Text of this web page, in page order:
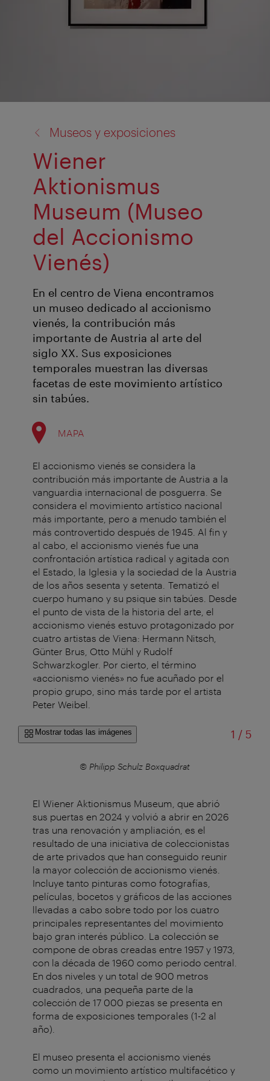
Museos y exposiciones
Wiener
Aktionismus
Museum (Museo
del Accionismo
Vienés)
En el centro de Viena encontramos
un museo dedicado al accionismo
vienés, la contribución más
importante de Austria al arte del
siglo XX. Sus exposiciones
temporales muestran las diversas
facetas de este movimiento artístico
sin tabúes.
MAPA
El accionismo vienés se considera la
contribución más importante de Austria a la
vanguardia internacional de posguerra. Se
considera el movimiento artístico nacional
más importante, pero a menudo también el
más controvertido después de 1945. Al fin y
al cabo, el accionismo vienés fue una
confrontación artística radical y agitada con
el Estado, la Iglesia y la sociedad de la Austria
de los años sesenta y setenta. Tematizó el
cuerpo humano y su psique sin tabúes. Desde
el punto de vista de la historia del arte, el
accionismo vienés estuvo protagonizado por
cuatro artistas de Viena: Hermann Nitsch,
Günter Brus, Otto Mühl y Rudolf
Schwarzkogler. Por cierto, el término
«accionismo vienés» no fue acuñado por el
propio grupo, sino más tarde por el artista
Peter Weibel.
Mostrar todas las imágenes 1 /de
5
© Philipp Schulz Boxquadrat
El Wiener Aktionismus Museum, que abrió
sus puertas en 2024 y volvió a abrir en 2026
tras una renovación y ampliación, es el
resultado de una iniciativa de coleccionistas
de arte privados que han conseguido reunir
la mayor colección de accionismo vienés.
Incluye tanto pinturas como fotografías,
películas, bocetos y gráficos de las acciones
llevadas a cabo sobre todo por los cuatro
principales representantes del movimiento
bajo gran interés público. La colección se
compone de obras creadas entre 1957 y 1973,
con la década de 1960 como periodo central.
En dos niveles y un total de 900 metros
cuadrados, una pequeña parte de la
colección de 17 000 piezas se presenta en
forma de exposiciones temporales (1-2 al
año).
El museo presenta el accionismo vienés
como un movimiento artístico multifacético y